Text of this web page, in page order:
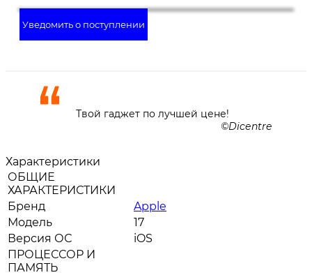
Уведомить о поступлении
Твой гаджет по лучшей цене!
Dicentre
Характеристики
ОБЩИЕ
ХАРАКТЕРИСТИКИ
Бренд
Apple
Модель
17
Версия ОС
iOS
ПРОЦЕССОР И
ПАМЯТЬ